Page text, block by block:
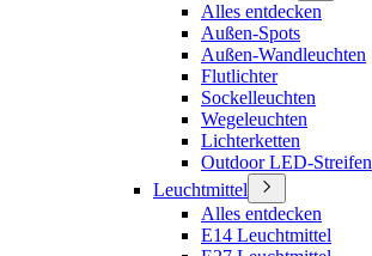
Alles entdecken
Außen-Spots
Außen-Wandleuchten
Flutlichter
Sockelleuchten
Wegeleuchten
Lichterketten
Outdoor LED-Streifen
Leuchtmittel
Alles entdecken
E14 Leuchtmittel